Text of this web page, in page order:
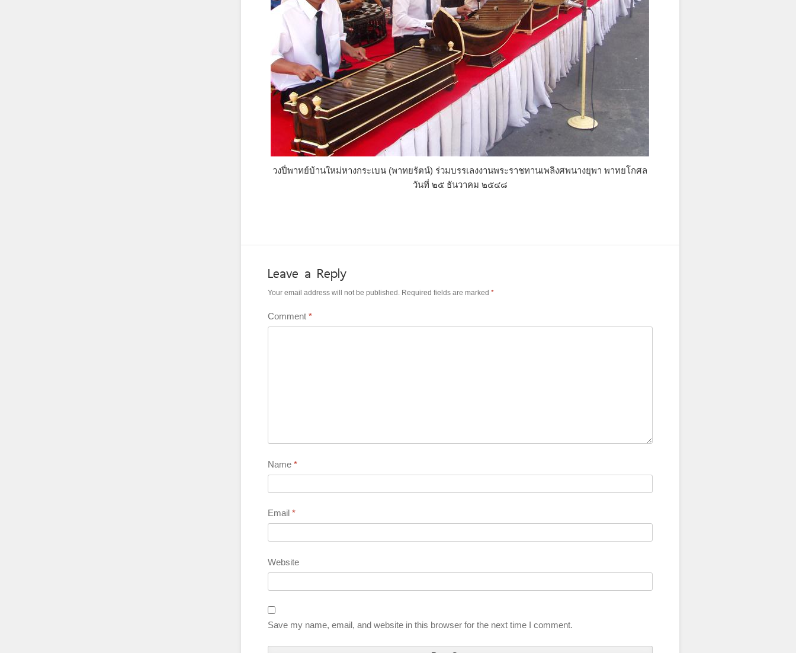
วงปี่พาทย์บ้านใหม่หางกระเบน (พาทยรัตน์) ร่วมบรรเลงงานพระราชทานเพลิงศพนางยุพา พาทยโกศล
วันที่ ๒๕ ธันวาคม ๒๕๔๘
Leave a Reply
Your email address will not be published. Required fields are marked *
Comment *
Name *
Email *
Website
Save my name, email, and website in this browser for the next time I comment.